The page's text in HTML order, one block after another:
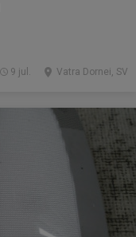
Vatra Dornei, SV
9 jul.